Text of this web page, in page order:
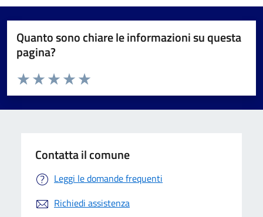
Quanto sono chiare le informazioni su questa
pagina?
Valuta da 1 a 5 stelle la pagina
Valuta 5 stelle su 5
Valuta 4 stelle su 5
Valuta 3 stelle su 5
Valuta 2 stelle su 5
Valuta 1 stelle su 5
Contatta il comune
Leggi le domande frequenti
Richiedi assistenza